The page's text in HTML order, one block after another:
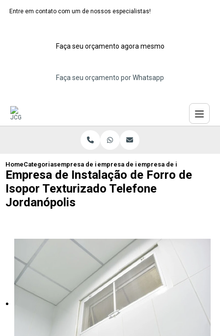
Entre em contato com um de nossos especialistas!
Faça seu orçamento agora mesmo
Faça seu orçamento por Whatsapp
HomeCategoriasempresa de instalacao de forro isopor
empresa de instalacao de forro para
empresa de instalacao
Empresa de Instalação de Forro de
Isopor Texturizado Telefone
Jordanópolis